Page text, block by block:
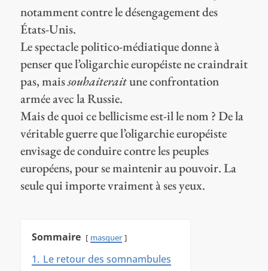
notamment contre le désengagement des
États-Unis.
Le spectacle politico-médiatique donne à
penser que l’oligarchie européiste ne craindrait
pas, maissouhaiteraitune confrontation
armée avec la Russie.
Mais de quoi ce bellicisme est-il le nom ? De la
véritable guerre que l’oligarchie européiste
envisage de conduire contre les peuples
européens, pour se maintenir au pouvoir. La
seule qui importe vraiment à ses yeux.
Sommaire masquer
1. Le retour des somnambules